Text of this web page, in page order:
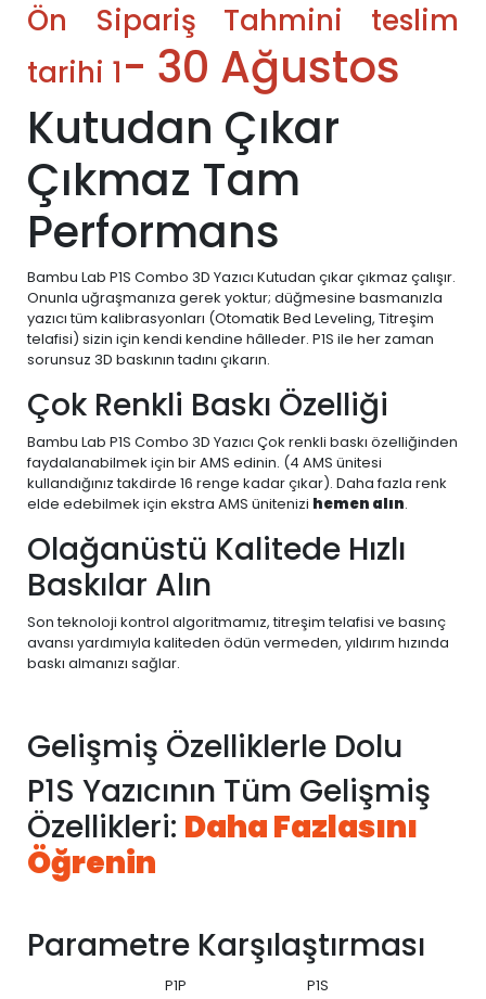
Ön Sipariş Tahmini teslim
tarihi 1- 30 Ağustos
Kutudan Çıkar
Çıkmaz Tam
Performans
Bambu Lab P1S Combo 3D Yazıcı Kutudan çıkar çıkmaz çalışır.
Onunla uğraşmanıza gerek yoktur; düğmesine basmanızla
yazıcı tüm kalibrasyonları (Otomatik Bed Leveling, Titreşim
telafisi) sizin için kendi kendine hâlleder. P1S ile her zaman
sorunsuz 3D baskının tadını çıkarın.
Çok Renkli Baskı Özelliği
Bambu Lab P1S Combo 3D Yazıcı Çok renkli baskı özelliğinden
faydalanabilmek için bir AMS edinin. (4 AMS ünitesi
kullandığınız takdirde 16 renge kadar çıkar). Daha fazla renk
elde edebilmek için ekstra AMS ünitenizi hemen alın.
Olağanüstü Kalitede Hızlı
Baskılar Alın
Son teknoloji kontrol algoritmamız, titreşim telafisi ve basınç
avansı yardımıyla kaliteden ödün vermeden, yıldırım hızında
baskı almanızı sağlar.
Gelişmiş Özelliklerle Dolu
P1S Yazıcının Tüm Gelişmiş
Özellikleri: Daha Fazlasını
Öğrenin
Parametre Karşılaştırması
P1P
P1S